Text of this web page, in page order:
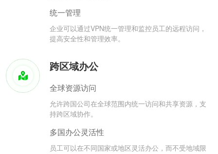
统一管理
企业可以通过VPN统一管理和监控员工的远程访问，
提高安全性和管理效率。
跨区域办公
全球资源访问
允许跨国公司在全球范围内统一访问和共享资源，支
持跨区域协作。
多国办公灵活性
员工可以在不同国家或地区灵活办公，而不受地域限